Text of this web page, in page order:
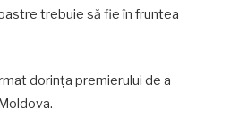
trebuie să fie în fruntea
dorința premierului de a